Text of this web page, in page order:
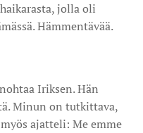
jolla oli
Hämmentävää.
Iriksen. Hän
Minun on tutkittava,
ajatteli: Me emme